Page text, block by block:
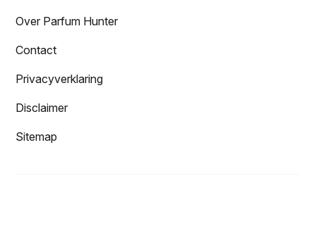
Over Parfum Hunter
Contact
Privacyverklaring
Disclaimer
Sitemap